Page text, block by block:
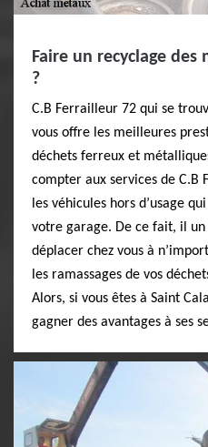
Faire un recyclage des
?
C.B Ferrailleur 72 qui se
vous offre les meilleures
déchets ferreux et
compter aux services de
les véhicules hors d’usage
votre garage. De ce fait, il
déplacer chez vous à
les ramassages de vos
Alors, si vous êtes à Saint
gagner des avantages à ses